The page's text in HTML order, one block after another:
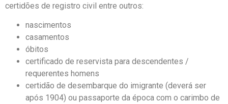
certidões de registro civil entre outros:
nascimentos
casamentos
óbitos
certificado de reservista para descendentes /
requerentes homens
certidão de desembarque do imigrante (deverá ser
após 1904) ou passaporte da época com o carimbo de